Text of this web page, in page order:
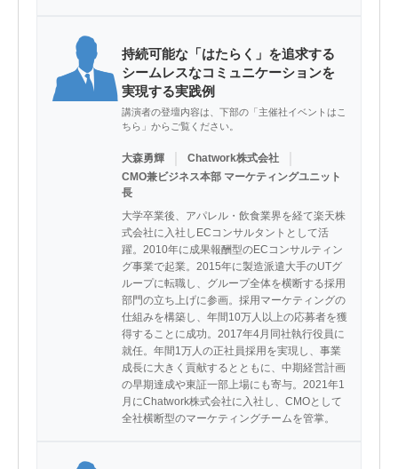
持続可能な「はたらく」を追求する
シームレスなコミュニケーションを
実現する実践例
講演者の登壇内容は、下部の「主催社イベントはこ
ちら」からご覧ください。
大森勇輝 Chatwork株式会社
CMO兼ビジネス本部 マーケティングユニット
長
大学卒業後、アパレル・飲食業界を経て楽天株
式会社に入社しECコンサルタントとして活
躍。2010年に成果報酬型のECコンサルティン
グ事業で起業。2015年に製造派遣大手のUTグ
ループに転職し、グループ全体を横断する採用
部門の立ち上げに参画。採用マーケティングの
仕組みを構築し、年間10万人以上の応募者を獲
得することに成功。2017年4月同社執行役員に
就任。年間1万人の正社員採用を実現し、事業
成長に大きく貢献するとともに、中期経営計画
の早期達成や東証一部上場にも寄与。2021年1
月にChatwork株式会社に入社し、CMOとして
全社横断型のマーケティングチームを管掌。